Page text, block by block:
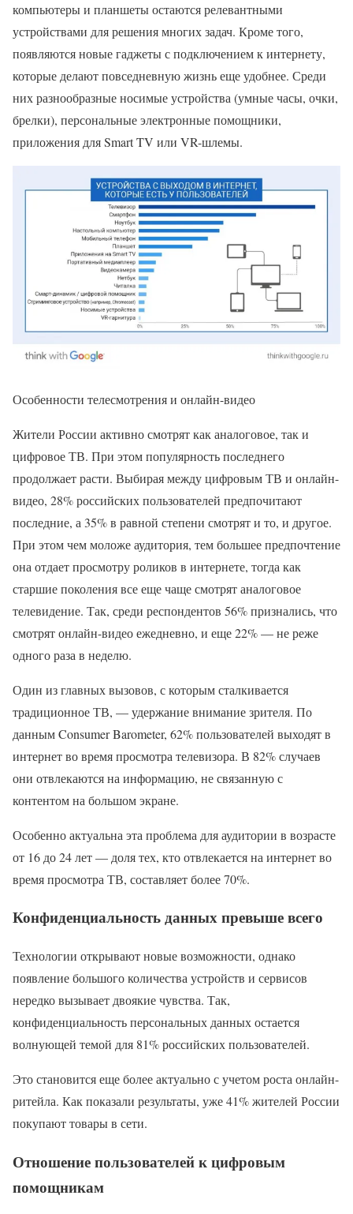
компьютеры и планшеты остаются релевантными
устройствами для решения многих задач. Кроме того,
появляются новые гаджеты с подключением к интернету,
которые делают повседневную жизнь еще удобнее. Среди
них разнообразные носимые устройства (умные часы, очки,
брелки), персональные электронные помощники,
приложения для Smart TV или VR-шлемы.
Особенности телесмотрения и онлайн-видео
Жители России активно смотрят как аналоговое, так и
цифровое ТВ. При этом популярность последнего
продолжает расти. Выбирая между цифровым ТВ и онлайн-
видео, 28% российских пользователей предпочитают
последние, а 35% в равной степени смотрят и то, и другое.
При этом чем моложе аудитория, тем большее предпочтение
она отдает просмотру роликов в интернете, тогда как
старшие поколения все еще чаще смотрят аналоговое
телевидение. Так, среди респондентов 56% признались, что
смотрят онлайн-видео ежедневно, и еще 22% — не реже
одного раза в неделю.
Один из главных вызовов, с которым сталкивается
традиционное ТВ, — удержание внимание зрителя. По
данным Consumer Barometer, 62% пользователей выходят в
интернет во время просмотра телевизора. В 82% случаев
они отвлекаются на информацию, не связанную с
контентом на большом экране.
Особенно актуальна эта проблема для аудитории в возрасте
от 16 до 24 лет — доля тех, кто отвлекается на интернет во
время просмотра ТВ, составляет более 70%.
Конфиденциальность данных превыше всего
Технологии открывают новые возможности, однако
появление большого количества устройств и сервисов
нередко вызывает двоякие чувства. Так,
конфиденциальность персональных данных остается
волнующей темой для 81% российских пользователей.
Это становится еще более актуально с учетом роста онлайн-
ритейла. Как показали результаты, уже 41% жителей России
покупают товары в сети.
Отношение пользователей к цифровым
помощникам